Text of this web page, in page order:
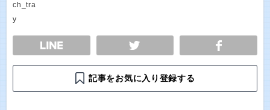
TWEET
記事をお気に入り登録する